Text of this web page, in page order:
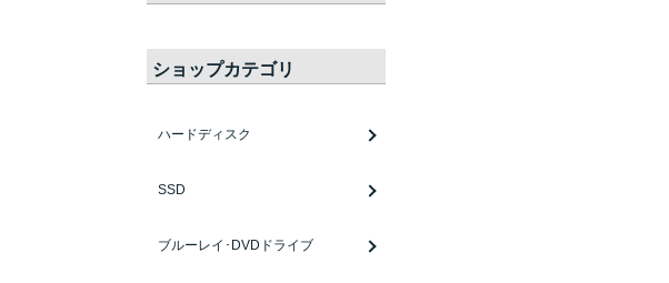
ショップカテゴリ
ハードディスク
SSD
ブルーレイ･DVDドライブ